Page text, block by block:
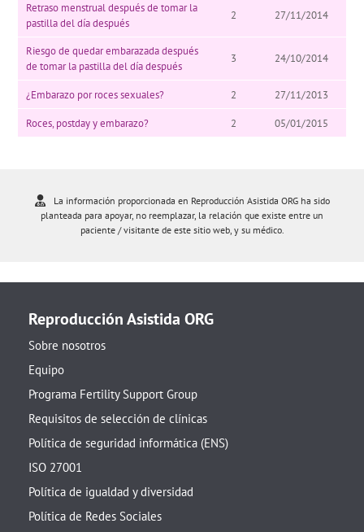
Retraso menstrual después de tomar la
pastilla del día después
2 27/11/2014
Riesgo de quedar embarazada después
de tomar la pastilla del día después
3 24/10/2014
¿Embarazo por roces sexuales? 2 27/11/2013
Roces, postday y embarazo? 2 05/01/2015
La información proporcionada en Reproducción Asistida ORG ha sido
planteada para apoyar, no reemplazar, la relación que existe entre un
paciente / visitante de este sitio web, y su médico.
Reproducción Asistida ORG
Sobre nosotros
Equipo
Programa Fertility Support Group
Requisitos de selección de clínicas
Política de seguridad informática (ENS)
ISO 27001
Política de igualdad y diversidad
Política de Redes Sociales